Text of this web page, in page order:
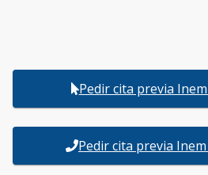
Pedir cita previa
Pedir cita previa